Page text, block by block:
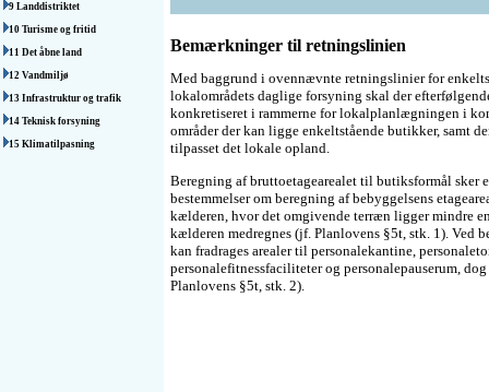
9 Landdistriktet
10 Turisme og fritid
11 Det åbne land
12 Vandmiljø
13 Infrastruktur og trafik
14 Teknisk forsyning
15 Klimatilpasning
Bemærkninger til retningslinien
Med baggrund i ovennævnte retningslinier for
lokalområdets daglige forsyning skal der
konkretiseret i rammerne for lokalplanlægningen i
områder der kan ligge enkeltstående butikker, samt
tilpasset det lokale opland.
Beregning af bruttoetagearealet til butiksformål sker
bestemmelser om beregning af bebyggelsens
kælderen, hvor det omgivende terræn ligger mindre
kælderen medregnes (jf. Planlovens §5t, stk. 1). Ved
kan fradrages arealer til personalekantine,
personalefitnessfaciliteter og personalepauserum,
Planlovens §5t, stk. 2).